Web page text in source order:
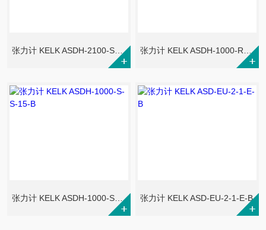
张力计 KELK ASDH-2100-S-S-15-B 张力计 KELK ASDH-1000-R-S-15-B
张力计 KELK ASD-EU-2-1-E-B